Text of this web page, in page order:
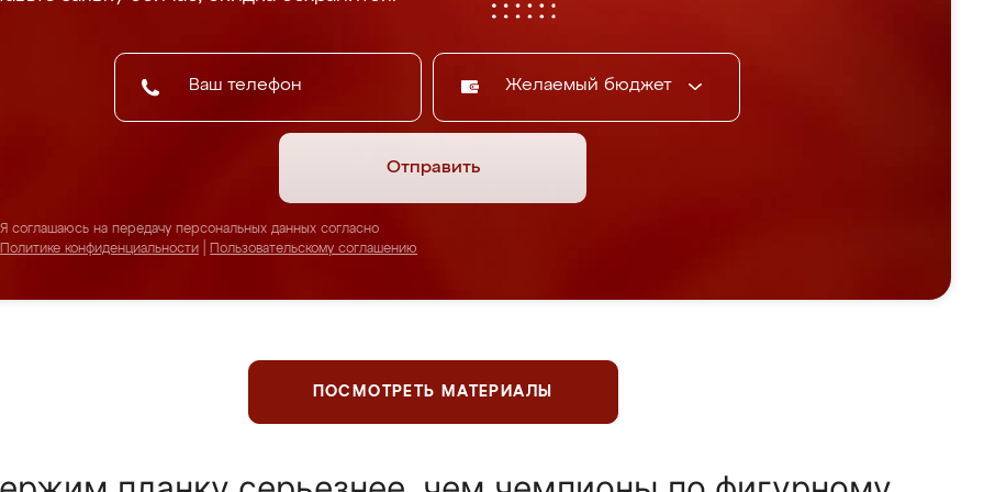
Желаемый бюджет
Отправить
Я соглашаюсь на передачу персональных данных согласно
Политике конфиденциальности
Пользовательскому соглашению
ПОСМОТРЕТЬ МАТЕРИАЛЫ